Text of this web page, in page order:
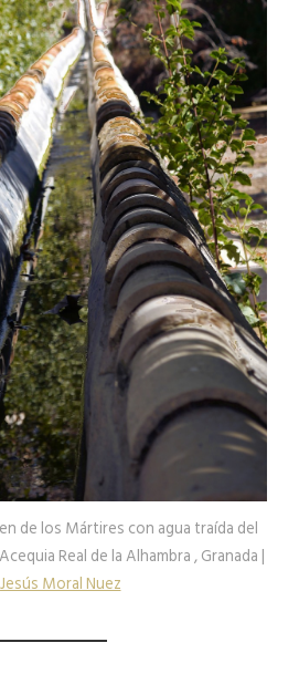
de los Mártires con agua traída del
Real de la Alhambra , Granada |
Jesús Moral Nuez